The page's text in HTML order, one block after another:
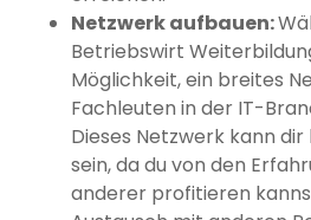
Netzwerk aufbauen:
Betriebswirt
Möglichkeit, ein breites
Fachleuten in der IT-
Dieses Netzwerk kann
sein, da du von den
anderer profitieren